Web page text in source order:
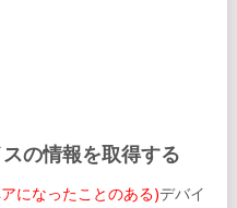
の情報を取得する
になったことのある)デバイ